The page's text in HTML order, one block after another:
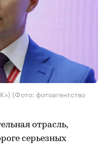
(Фото: фотоагентство
отрасль,
серьезных